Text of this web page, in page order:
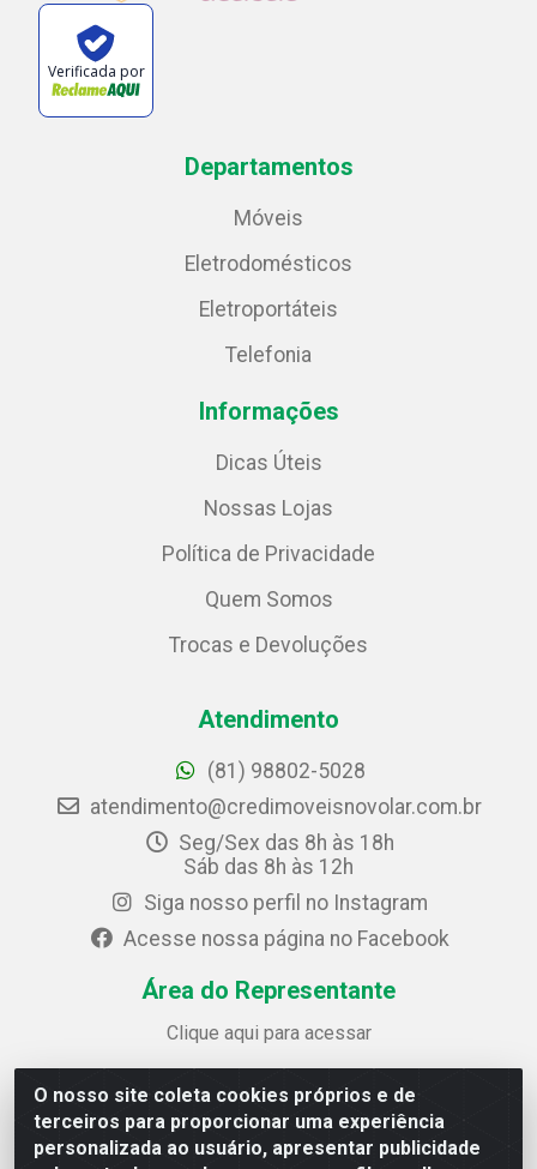
O nosso site coleta cookies próprios e de
terceiros para proporcionar uma experiência
personalizada ao usuário, apresentar publicidade
Verificada por
Departamentos
Móveis
Eletrodomésticos
Eletroportáteis
Telefonia
Informações
Dicas Úteis
Nossas Lojas
Política de Privacidade
Quem Somos
Trocas e Devoluções
Atendimento
(81) 98802-5028
atendimento@credimoveisnovolar.com.br
Seg/Sex das 8h às 18h
Sáb das 8h às 12h
Siga nosso perfil no Instagram
Acesse nossa página no Facebook
Área do Representante
Clique aqui para acessar
Credimóveis Novolar Ltda
Rua José Alves Bezerra, 430 - Prazeres - Jaboatão dos
Guararapes / PE - CEP 54.325-610